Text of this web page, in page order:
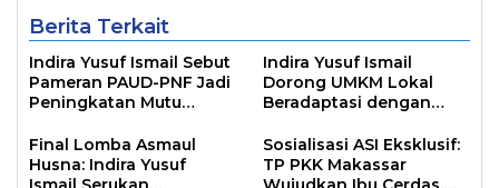
Berita Terkait
Indira Yusuf Ismail Sebut
Pameran PAUD-PNF Jadi
Peningkatan Mutu
Indira Yusuf Ismail
Dorong UMKM Lokal
Beradaptasi dengan
Final Lomba Asmaul
Husna: Indira Yusuf
Sosialisasi ASI Eksklusif:
TP PKK Makassar